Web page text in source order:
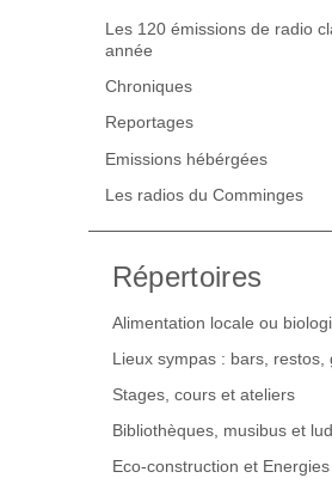
Les 120 émissions de radio
année
Chroniques
Reportages
Emissions hébérgées
Les radios du Comminges
Répertoires
Alimentation locale ou
Lieux sympas : bars, restos,
Stages, cours et ateliers
Bibliothèques, musibus et
Eco-construction et